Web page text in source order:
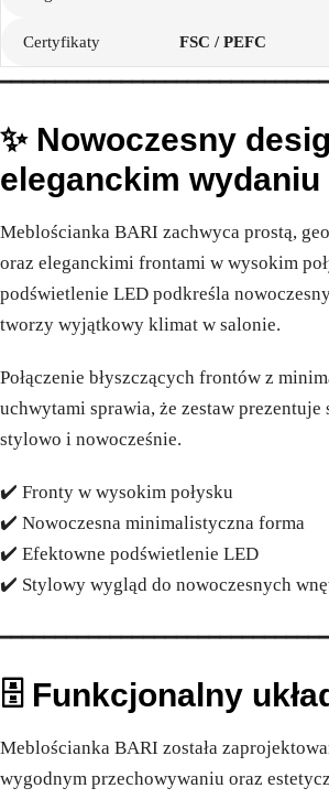
Certyfikaty FSC / PEFC
✨ Nowoczesny
eleganckim wydaniu
Meblościanka BARI zachwyca prostą,
oraz eleganckimi frontami w wysokim
podświetlenie LED podkreśla
tworzy wyjątkowy klimat w salonie.
Połączenie błyszczących frontów z
uchwytami sprawia, że zestaw prezentuje
stylowo i nowocześnie.
✔️ Fronty w wysokim połysku
✔️ Nowoczesna minimalistyczna forma
✔️ Efektowne podświetlenie LED
✔️ Stylowy wygląd do nowoczesnych
🗄️ Funkcjonalny
Meblościanka BARI została
wygodnym przechowywaniu oraz